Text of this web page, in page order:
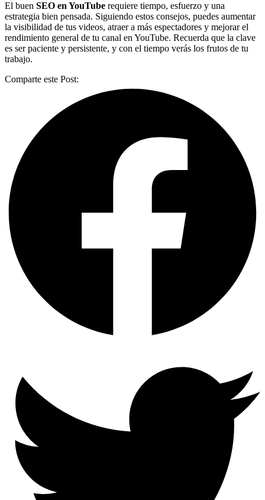
El buen SEO en YouTube requiere tiempo, esfuerzo y una
estrategia bien pensada. Siguiendo estos consejos, puedes aumentar
la visibilidad de tus videos, atraer a más espectadores y mejorar el
rendimiento general de tu canal en YouTube. Recuerda que la clave
es ser paciente y persistente, y con el tiempo verás los frutos de tu
trabajo.
Comparte este Post: